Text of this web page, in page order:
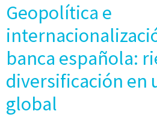
Geopolítica e
banca española:
diversificación en
global